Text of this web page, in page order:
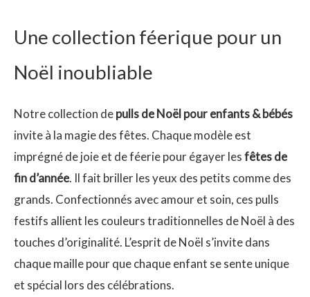
Une collection féerique pour un
Noël inoubliable
Notre collection depulls de Noël pour enfants & bébés
invite à la magie des fêtes. Chaque modèle est
imprégné de joie et de féerie pour égayer lesfêtes de
fin d’année. Il fait briller les yeux des petits comme des
grands. Confectionnés avec amour et soin, ces pulls
festifs allient les couleurs traditionnelles de Noël à des
touches d’originalité. L’esprit de Noël s’invite dans
chaque maille pour que chaque enfant se sente unique
et spécial lors des célébrations.